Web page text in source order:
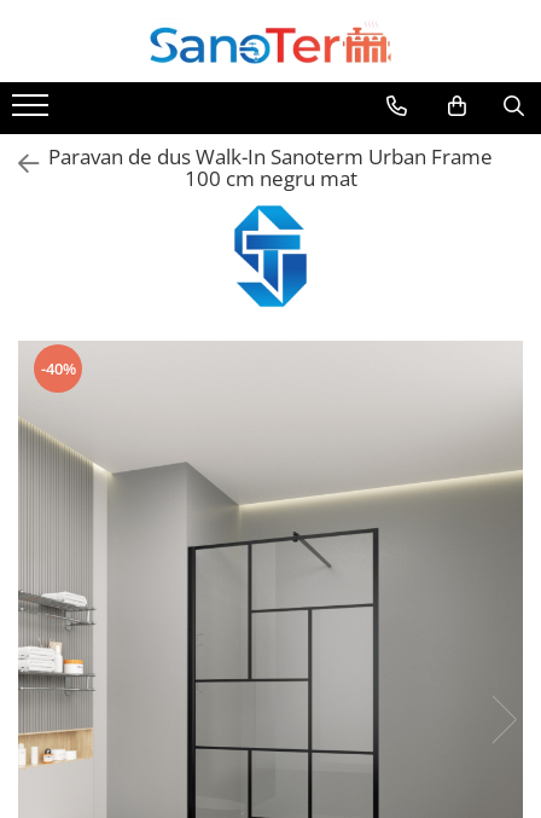
Toate Produsele
Obiecte Sanitare
Lavoare
Lavoare stative
Lavoare pe mobilier
Seturi Lavoare
Vase wc
Vase wc suspendate
Seturi vase wc monobloc
Capace wc
Bideuri
Bideuri suspendate
Piedestale
Paravan de dus Walk-In Sanoterm Urban Frame
100 cm negru mat
-40%